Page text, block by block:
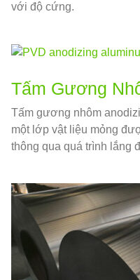
với độ cứng.
Tấm Gương
Tấm gương nhôm
một lớp vật liệu mỏng
thông qua quá trình lắng